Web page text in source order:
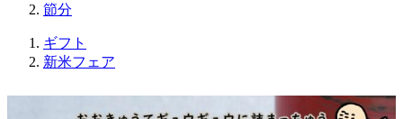
節分
ギフト
新米フェア